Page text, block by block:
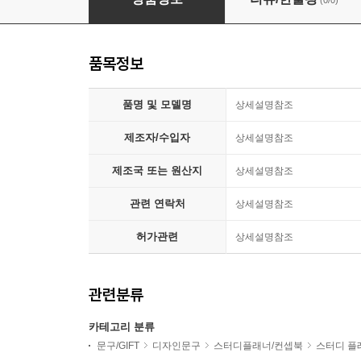
품목정보
품명 및 모델명 상세설명참조
제조자/수입자 상세설명참조
제조국 또는 원산지 상세설명참조
관련 연락처 상세설명참조
허가관련 상세설명참조
관련분류
카테고리 분류
문구/GIFT 디자인문구 스터디플래너/컨셉북 스터디 플